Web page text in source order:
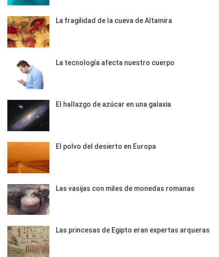
La fragilidad de la cueva de Altamira
La tecnología afecta nuestro cuerpo
El hallazgo de azúcar en una galaxia
El polvo del desierto en Europa
Las vasijas con miles de monedas romanas
Las princesas de Egipto eran expertas arqueras